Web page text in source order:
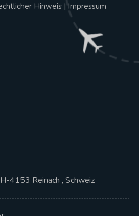
Hinweis |Impressum
4153 Reinach , Schweiz